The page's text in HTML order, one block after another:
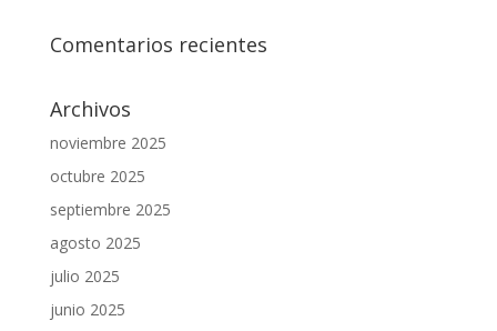
Comentarios recientes
Archivos
noviembre 2025
octubre 2025
septiembre 2025
agosto 2025
julio 2025
junio 2025